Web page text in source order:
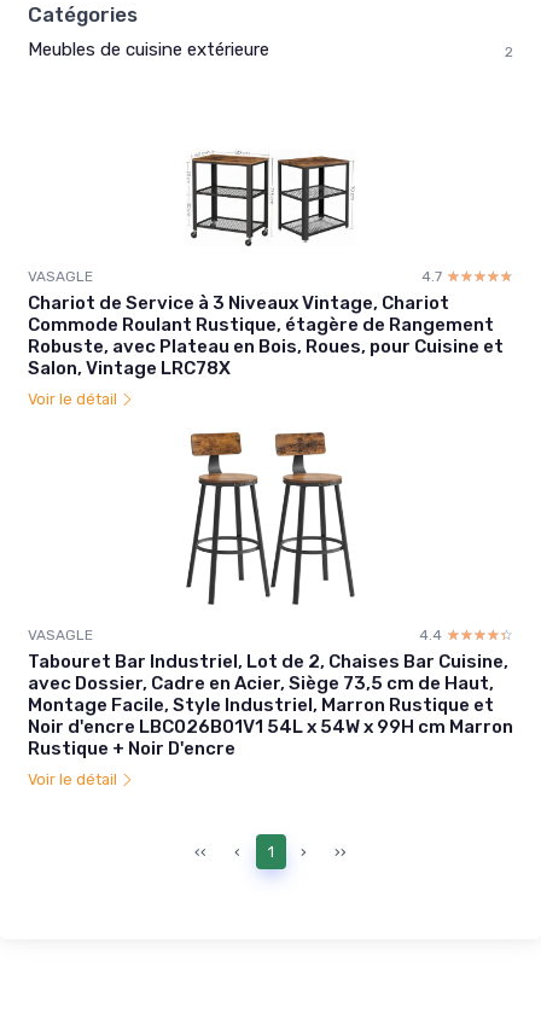
Catégories
Meubles de cuisine extérieure 2
VASAGLE 4.7 ☆☆☆☆☆
★★★★★
Chariot de Service à 3 Niveaux Vintage, Chariot
Commode Roulant Rustique, étagère de Rangement
Robuste, avec Plateau en Bois, Roues, pour Cuisine et
Salon, Vintage LRC78X
Voir le détail
VASAGLE 4.4 ☆☆☆☆☆
★★★★★
Tabouret Bar Industriel, Lot de 2, Chaises Bar Cuisine,
avec Dossier, Cadre en Acier, Siège 73,5 cm de Haut,
Montage Facile, Style Industriel, Marron Rustique et
Noir d'encre LBC026B01V1 54L x 54W x 99H cm Marron
Rustique + Noir D'encre
Voir le détail
‹‹ ‹ 1 › ››